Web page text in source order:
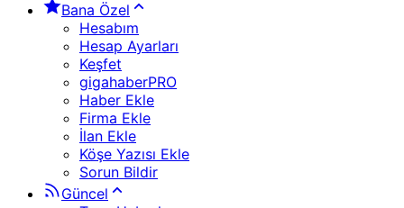
Bana Özel
Hesabım
Hesap Ayarları
Keşfet
gigahaberPRO
Haber Ekle
Firma Ekle
İlan Ekle
Köşe Yazısı Ekle
Sorun Bildir
Güncel